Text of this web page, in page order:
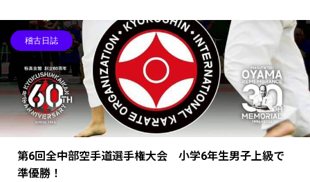
稽古日誌
第6回全中部空手道選手権大会 小学6年生男子上級で
準優勝！